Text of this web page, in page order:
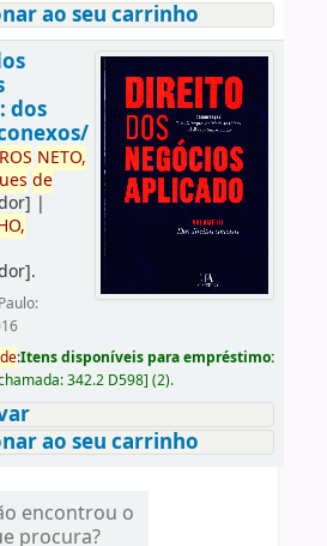
ao seu carrinho
dos
NETO,
de
|
.
de:Itens disponíveis para empréstimo:
342.2 D598] (2).
ao seu carrinho
encontrou o
procura?